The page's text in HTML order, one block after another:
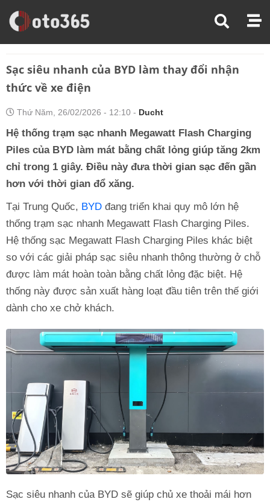
Trang Chủ
Thị Trường Xe
Sạc siêu nhanh của BYD làm thay đổi nhận
thức về xe điện
Thứ Năm, 26/02/2026 - 12:10 - Ducht
Hệ thống trạm sạc nhanh Megawatt Flash Charging
Piles của BYD làm mát bằng chất lỏng giúp tăng 2km
chỉ trong 1 giây. Điều này đưa thời gian sạc đến gần
hơn với thời gian đổ xăng.
Tại Trung Quốc, BYD đang triển khai quy mô lớn hệ
thống trạm sạc nhanh Megawatt Flash Charging Piles.
Hệ thống sạc Megawatt Flash Charging Piles khác biệt
so với các giải pháp sạc siêu nhanh thông thường ở chỗ
được làm mát hoàn toàn bằng chất lỏng đặc biệt. Hệ
thống này được sản xuất hàng loạt đầu tiên trên thế giới
dành cho xe chở khách.
Sạc siêu nhanh của BYD sẽ giúp chủ xe thoải mái hơn